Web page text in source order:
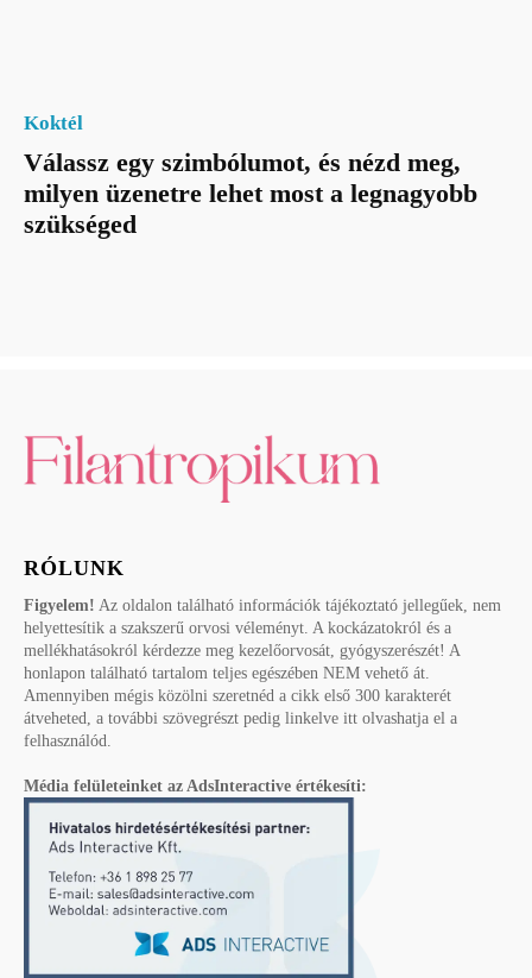
Koktél
Válassz egy szimbólumot, és nézd meg,
milyen üzenetre lehet most a legnagyobb
szükséged
RÓLUNK
Figyelem! Az oldalon található információk tájékoztató jellegűek, nem
helyettesítik a szakszerű orvosi véleményt. A kockázatokról és a
mellékhatásokról kérdezze meg kezelőorvosát, gyógyszerészét! A
honlapon található tartalom teljes egészében NEM vehető át.
Amennyiben mégis közölni szeretnéd a cikk első 300 karakterét
átveheted, a további szövegrészt pedig linkelve itt olvashatja el a
felhasználód.
Média felületeinket az AdsInteractive értékesíti: